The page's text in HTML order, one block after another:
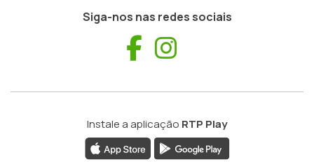
Siga-nos nas redes sociais
Facebook
Instale a aplicação RTP Play